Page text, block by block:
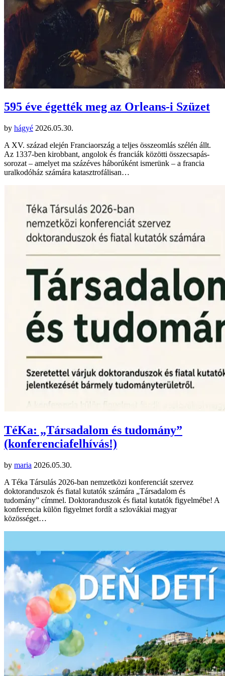
595 éve égették meg az Orleans-i Szüzet
by hágyé 2026.05.30.
A XV. század elején Franciaország a teljes összeomlás szélén állt.
Az 1337-ben kirobbant, angolok és franciák közötti összecsapás-
sorozat – amelyet ma százéves háborúként ismerünk – a francia
uralkodóház számára katasztrofálisan…
TéKa: „Társadalom és tudomány”
(konferenciafelhívás!)
by maria 2026.05.30.
A Téka Társulás 2026-ban nemzetközi konferenciát szervez
doktoranduszok és fiatal kutatók számára „Társadalom és
tudomány” címmel. Doktoranduszok és fiatal kutatók figyelmébe! A
konferencia külön figyelmet fordít a szlovákiai magyar
közösséget…